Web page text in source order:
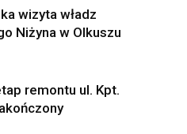
wizyta władz
Niżyna w Olkuszu
remontu ul. Kpt.